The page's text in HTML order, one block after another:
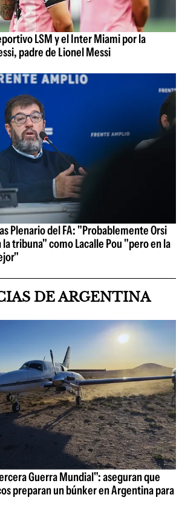
LSM y el Inter Miami por la
padre de Lionel Messi
Plenario del FA: "Probablemente Orsi
tribuna" como Lacalle Pou "pero en la
DE ARGENTINA
Guerra Mundial": aseguran que
preparan un búnker en Argentina para